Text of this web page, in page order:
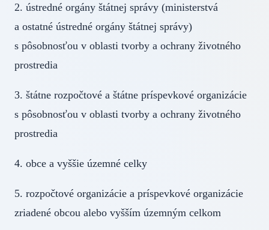
2. ústredné orgány štátnej správy (ministerstvá
a ostatné ústredné orgány štátnej správy)
s pôsobnosťou v oblasti tvorby a ochrany životného
prostredia
3. štátne rozpočtové a štátne príspevkové organizácie
s pôsobnosťou v oblasti tvorby a ochrany životného
prostredia
4. obce a vyššie územné celky
5. rozpočtové organizácie a príspevkové organizácie
zriadené obcou alebo vyšším územným celkom